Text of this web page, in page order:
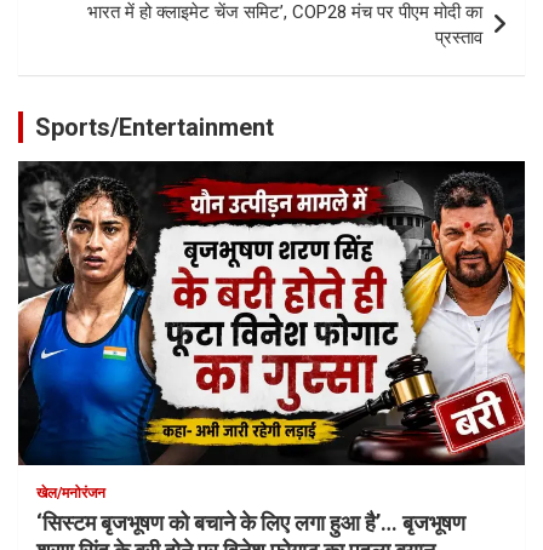
भारत में हो क्लाइमेट चेंज समिट’, COP28 मंच पर पीएम मोदी का
प्रस्ताव
Sports/Entertainment
खेल/मनोरंजन
‘सिस्टम बृजभूषण को बचाने के लिए लगा हुआ है’… बृजभूषण